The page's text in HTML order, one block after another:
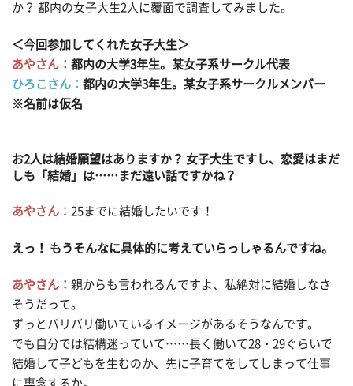
か？ 都内の女子大生2人に覆面で調査してみました。
＜今回参加してくれた女子大生＞
あやさん： 都内の大学3年生。某女子系サークル代表
ひろこさん： 都内の大学3年生。某女子系サークルメンバー
※名前は仮名
お2人は結婚願望はありますか？ 女子大生ですし、恋愛はまだ
しも「結婚」は……まだ遠い話ですかね？
あやさん ：25までに結婚したいです！
えっ！ もうそんなに具体的に考えていらっしゃるんですね。
あやさん： 親からも言われるんですよ、私絶対に結婚しなさ
そうだって。
ずっとバリバリ働いているイメージがあるそうなんです。
でも自分では結構迷っていて……長く働いて28・29ぐらいで
結婚して子どもを生むのか、先に子育てをしてしまって仕事
に専念するか。